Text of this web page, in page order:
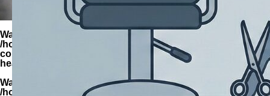
Warning
: Undefined variable $parent_cat_name in
/home/zimuya/tada-reserve.jp/public_html/wp-
content/themes/quadra_biz001/template-parts/page-
header-title.php
Warning
: Undefined variable $parent_cat_id in
/home/zimuya/tada-reserve.jp/public_html/wp-